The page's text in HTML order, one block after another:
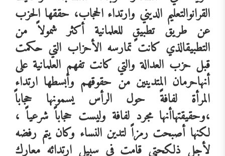
القرانوالتعليم الديني وارتداءالحجاب، حققها الحزب
عن طريق تطبيقٍ للعلمانية أكثر شمولاً من
التطبيقالذي كانت تمارسه الأحزاب التي حكمت
قبل حزب العدالة والتي كانت تفهم العلمانية على
أنهاحرمان المتدينين من حقوقهم وأبسطها ارتداء
المرأة لفافةً حول الرأس يسمونها حجاباً
،وحقيقتهاأنها مجرد لفافة وليست حجاباً شرعياً ،
لكنها أصبحت رمزاً لتدين النساء وكان يتم رفضه
لأجل ذلكحتى قامت في سبيل ارتدائه معارك